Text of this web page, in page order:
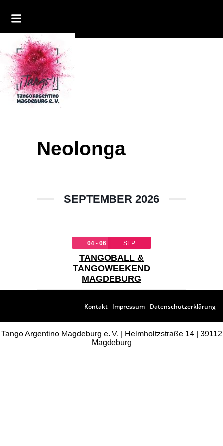
Neolonga
SEPTEMBER 2026
04 - 06 SEP.
TANGOBALL &
TANGOWEEKEND
MAGDEBURG
Kontakt Impressum Datenschutzerklärung
Tango Argentino Magdeburg e. V. | Helmholtzstraße 14 | 39112
Magdeburg